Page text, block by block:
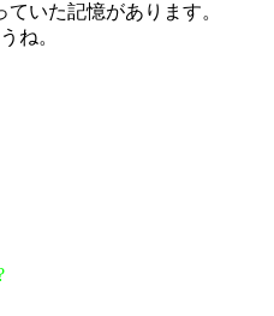
いた記憶があります。
ね。